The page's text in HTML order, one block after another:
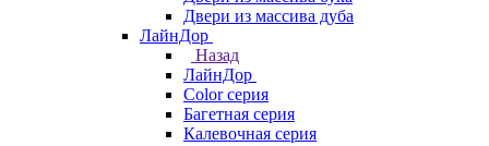
Двери из массива дуба
ЛайнДор
Назад
ЛайнДор
Color серия
Багетная серия
Калевочная серия